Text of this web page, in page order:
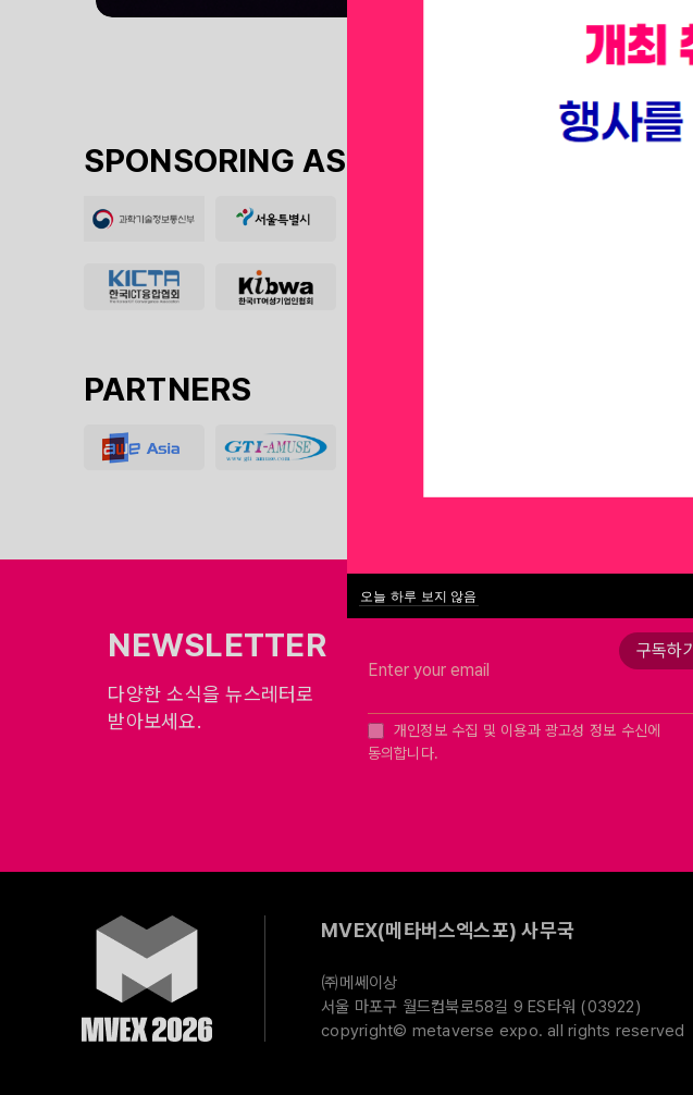
SPONSORING ASSOCIATIONS (2025)
PARTNERS
NEWSLETTER
다양한 소식을 뉴스레터로
받아보세요.
구독하기
개인정보 수집 및 이용과 광고성 정보 수신에
동의합니다.
MVEX(메타버스엑스포) 사무국
㈜메쎄이상
서울 마포구 월드컵북로58길 9 ES타워 (03922)
copyright© metaverse expo. all rights reserved
오늘 하루 보지 않음